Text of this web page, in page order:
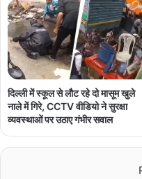
दिल्ली में स्कूल से लौट रहे दो मासूम खुले
नाले में गिरे, CCTV वीडियो ने सुरक्षा
व्यवस्थाओं पर उठाए गंभीर सवाल